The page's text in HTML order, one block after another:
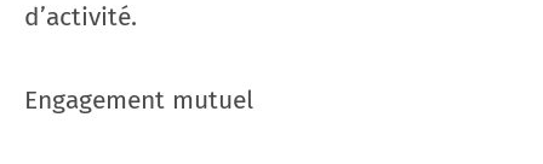
d’activité.
Engagement mutuel